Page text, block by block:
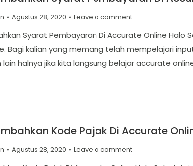
Agustus 28, 2020 Leave a comment
Syarat Pembayaran Di Accurate Online
Bagi kalian yang memang telah mempelajari
lain halnya jika kita langsung belajar accurate
Kode Pajak Di Accurate
Agustus 28, 2020 Leave a comment